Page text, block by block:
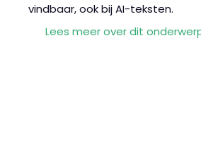
vindbaar, ook bij AI-teksten.
Lees meer over dit